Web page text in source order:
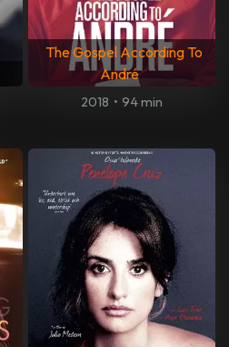
The Gospel According To
André
2018 • 94 min